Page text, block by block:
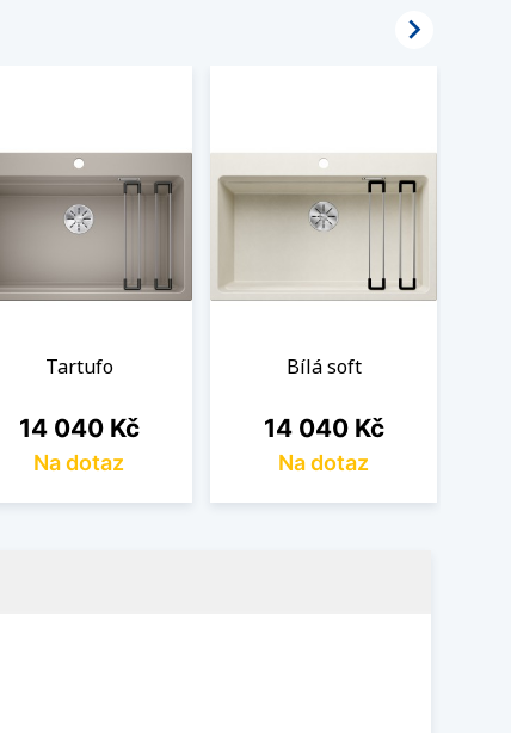
Tartufo
Cena
14 040 Kč
Na dotaz
Bílá soft
Cena
14 040 Kč
Na dotaz
